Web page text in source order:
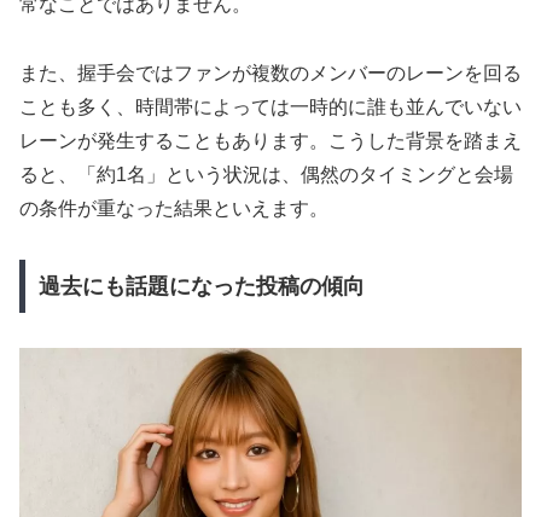
また、握手会ではファンが複数のメンバーのレーンを回る
ことも多く、時間帯によっては一時的に誰も並んでいない
レーンが発生することもあります。こうした背景を踏まえ
ると、「約1名」という状況は、偶然のタイミングと会場
の条件が重なった結果といえます。
過去にも話題になった投稿の傾向